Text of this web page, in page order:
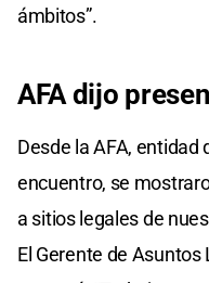
ámbitos”.
AFA dijo
Desde la AFA, entidad
encuentro, se
a sitios legales de
El Gerente de Asuntos